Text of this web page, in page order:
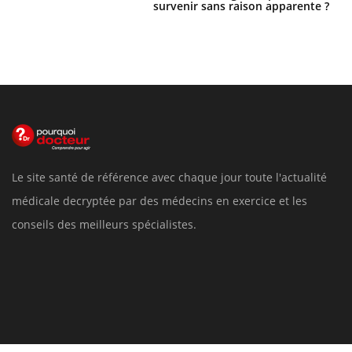
survenir sans raison apparente ?
Le site santé de référence avec chaque jour toute l'actualité
médicale decryptée par des médecins en exercice et les
conseils des meilleurs spécialistes.